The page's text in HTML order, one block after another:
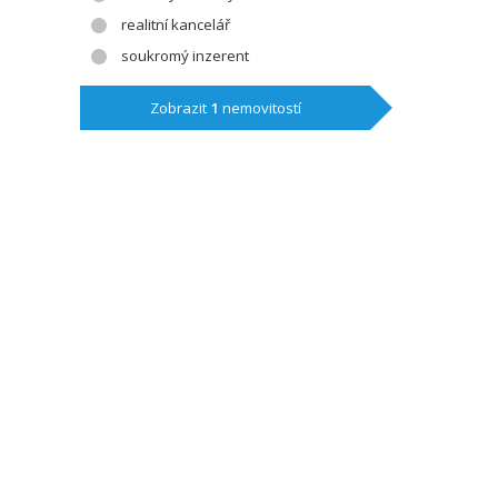
realitní kancelář
soukromý inzerent
Zobrazit 1 nemovitostí